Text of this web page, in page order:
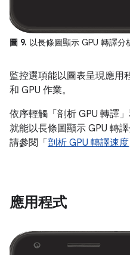
圖 9. 以長條圖顯示 GPU 轉譯分
監控選項能以圖表呈現應用
和 GPU 作業。
依序輕觸「剖析 GPU 轉譯」
就能以長條圖顯示 GPU 轉
請參閱「 剖析 GPU 轉譯速度
應用程式